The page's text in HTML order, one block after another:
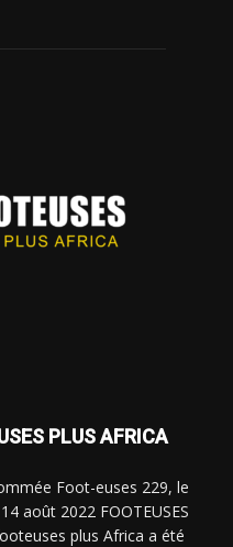
PLUS AFRICA
Foot-euses 229, le
août 2022 FOOTEUSES
plus Africa a été